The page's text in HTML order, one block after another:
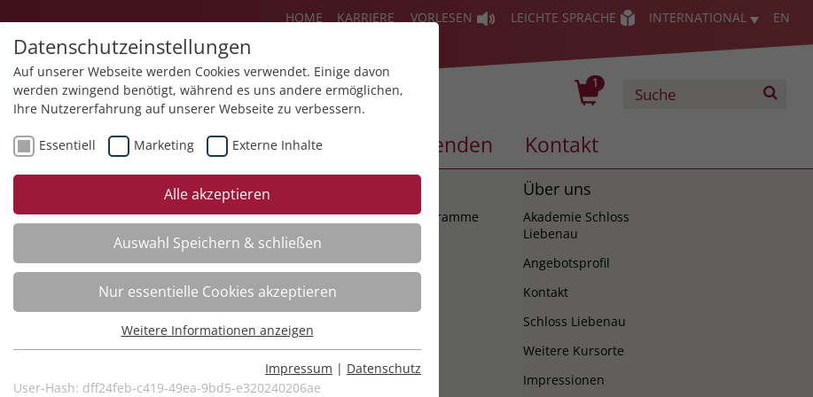
HOME KARRIERE VORLESEN LEICHTE SPRACHE INTERNATIONAL EN
Über uns Aktuelles Akademie Spenden Kontakt
1
Kursempfehlungen
Beratung
Supervision
Coaching
Mediation
Organisationsentwicklung
Bildungsberatung
Moderation
Bildungsprogramme
Über uns
Akademie Schloss
Liebenau
Angebotsprofil
Kontakt
Schloss Liebenau
Weitere Kursorte
Impressionen
Datenschutzeinstellungen
Auf unserer Webseite werden Cookies verwendet. Einige davon
werden zwingend benötigt, während es uns andere ermöglichen,
Ihre Nutzererfahrung auf unserer Webseite zu verbessern.
Essentiell Marketing Externe Inhalte
Alle akzeptieren
Auswahl Speichern & schließen
Nur essentielle Cookies akzeptieren
Essentielle Cookies werden für grundlegende Funktionen der
Webseite benötigt. Dadurch ist gewährleistet, dass die Webseite
Weitere Informationen anzeigen
Impressum | Datenschutz
User-Hash: dff24feb-c419-49ea-9bd5-e320240206ae